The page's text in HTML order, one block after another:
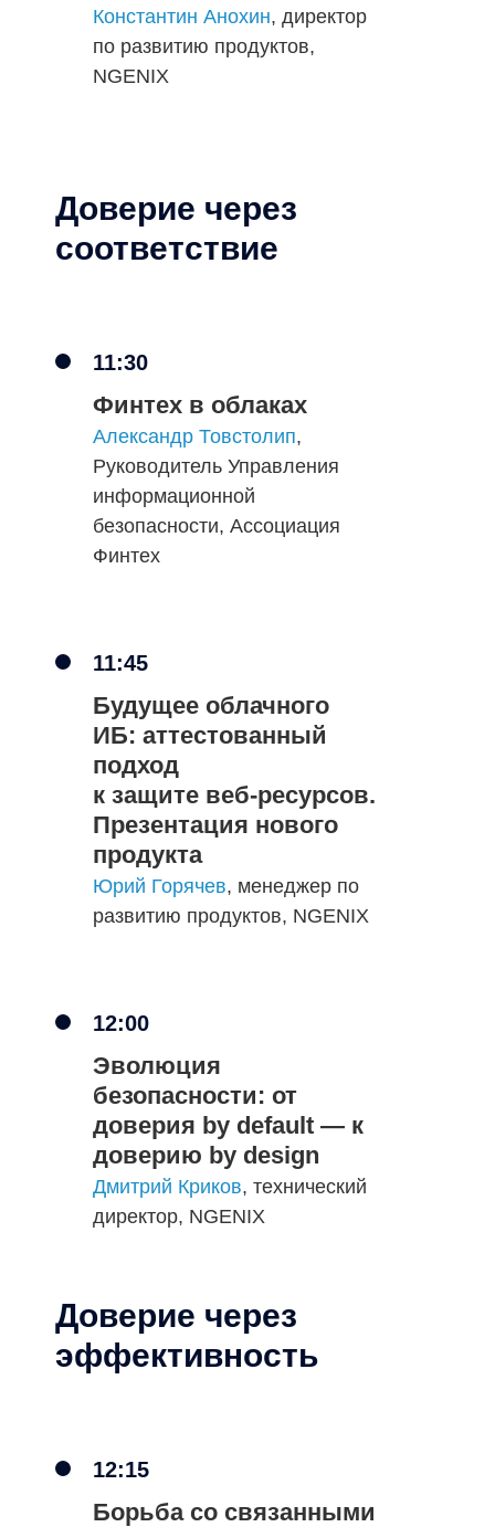
Илья Кочарян
NGENIX
руководитель команды
сопровождения сервисов
платформы
NGENIX
Антон Суханов
инженер команды
сопровождения сервисов
платформы
Константин Анохин, директор
по развитию продуктов,
NGENIX
Доверие через
соответствие
11:30
Финтех в облаках
Александр Товстолип,
Руководитель Управления
информационной
безопасности, Ассоциация
Финтех
11:45
Будущее облачного
ИБ: аттестованный
подход
к защите веб-ресурсов.
Презентация нового
продукта
Юрий Горячев, менеджер по
развитию продуктов, NGENIX
12:00
Эволюция
безопасности: от
доверия by default — к
доверию by design
Дмитрий Криков, технический
директор, NGENIX
Доверие через
эффективность
12:15
Борьба со связанными